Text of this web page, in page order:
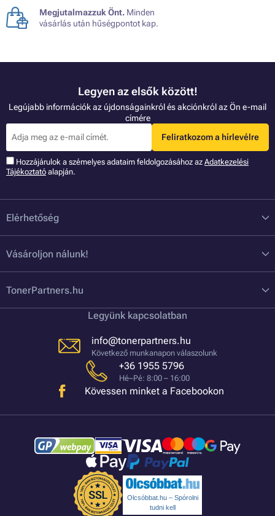
Megjutalmazzuk Önt. Minden
vásárlás után hűségpontot kap.
Legyen az elsők között!
Legújabb információk az újdonságainkról és akciónkról az Ön e-mail
címére
Feliratkozom a hírlevélre
Hozzájárulok a szémelyes adataim feldolgozásához az Adatkezelési
Tájékoztató alapján.
Elérhetőség
Vásároljon nálunk!
TonerPartners.hu
Legyünk kapcsolatban
info@tonerpartners.hu
Következő munkanapon válaszolunk
+36 1955 5796
Hé–Pé: 8:00 – 16:00
Kövessen minket a Facebookon
Olcsóbbat.hu – Spórolni
tudni kell